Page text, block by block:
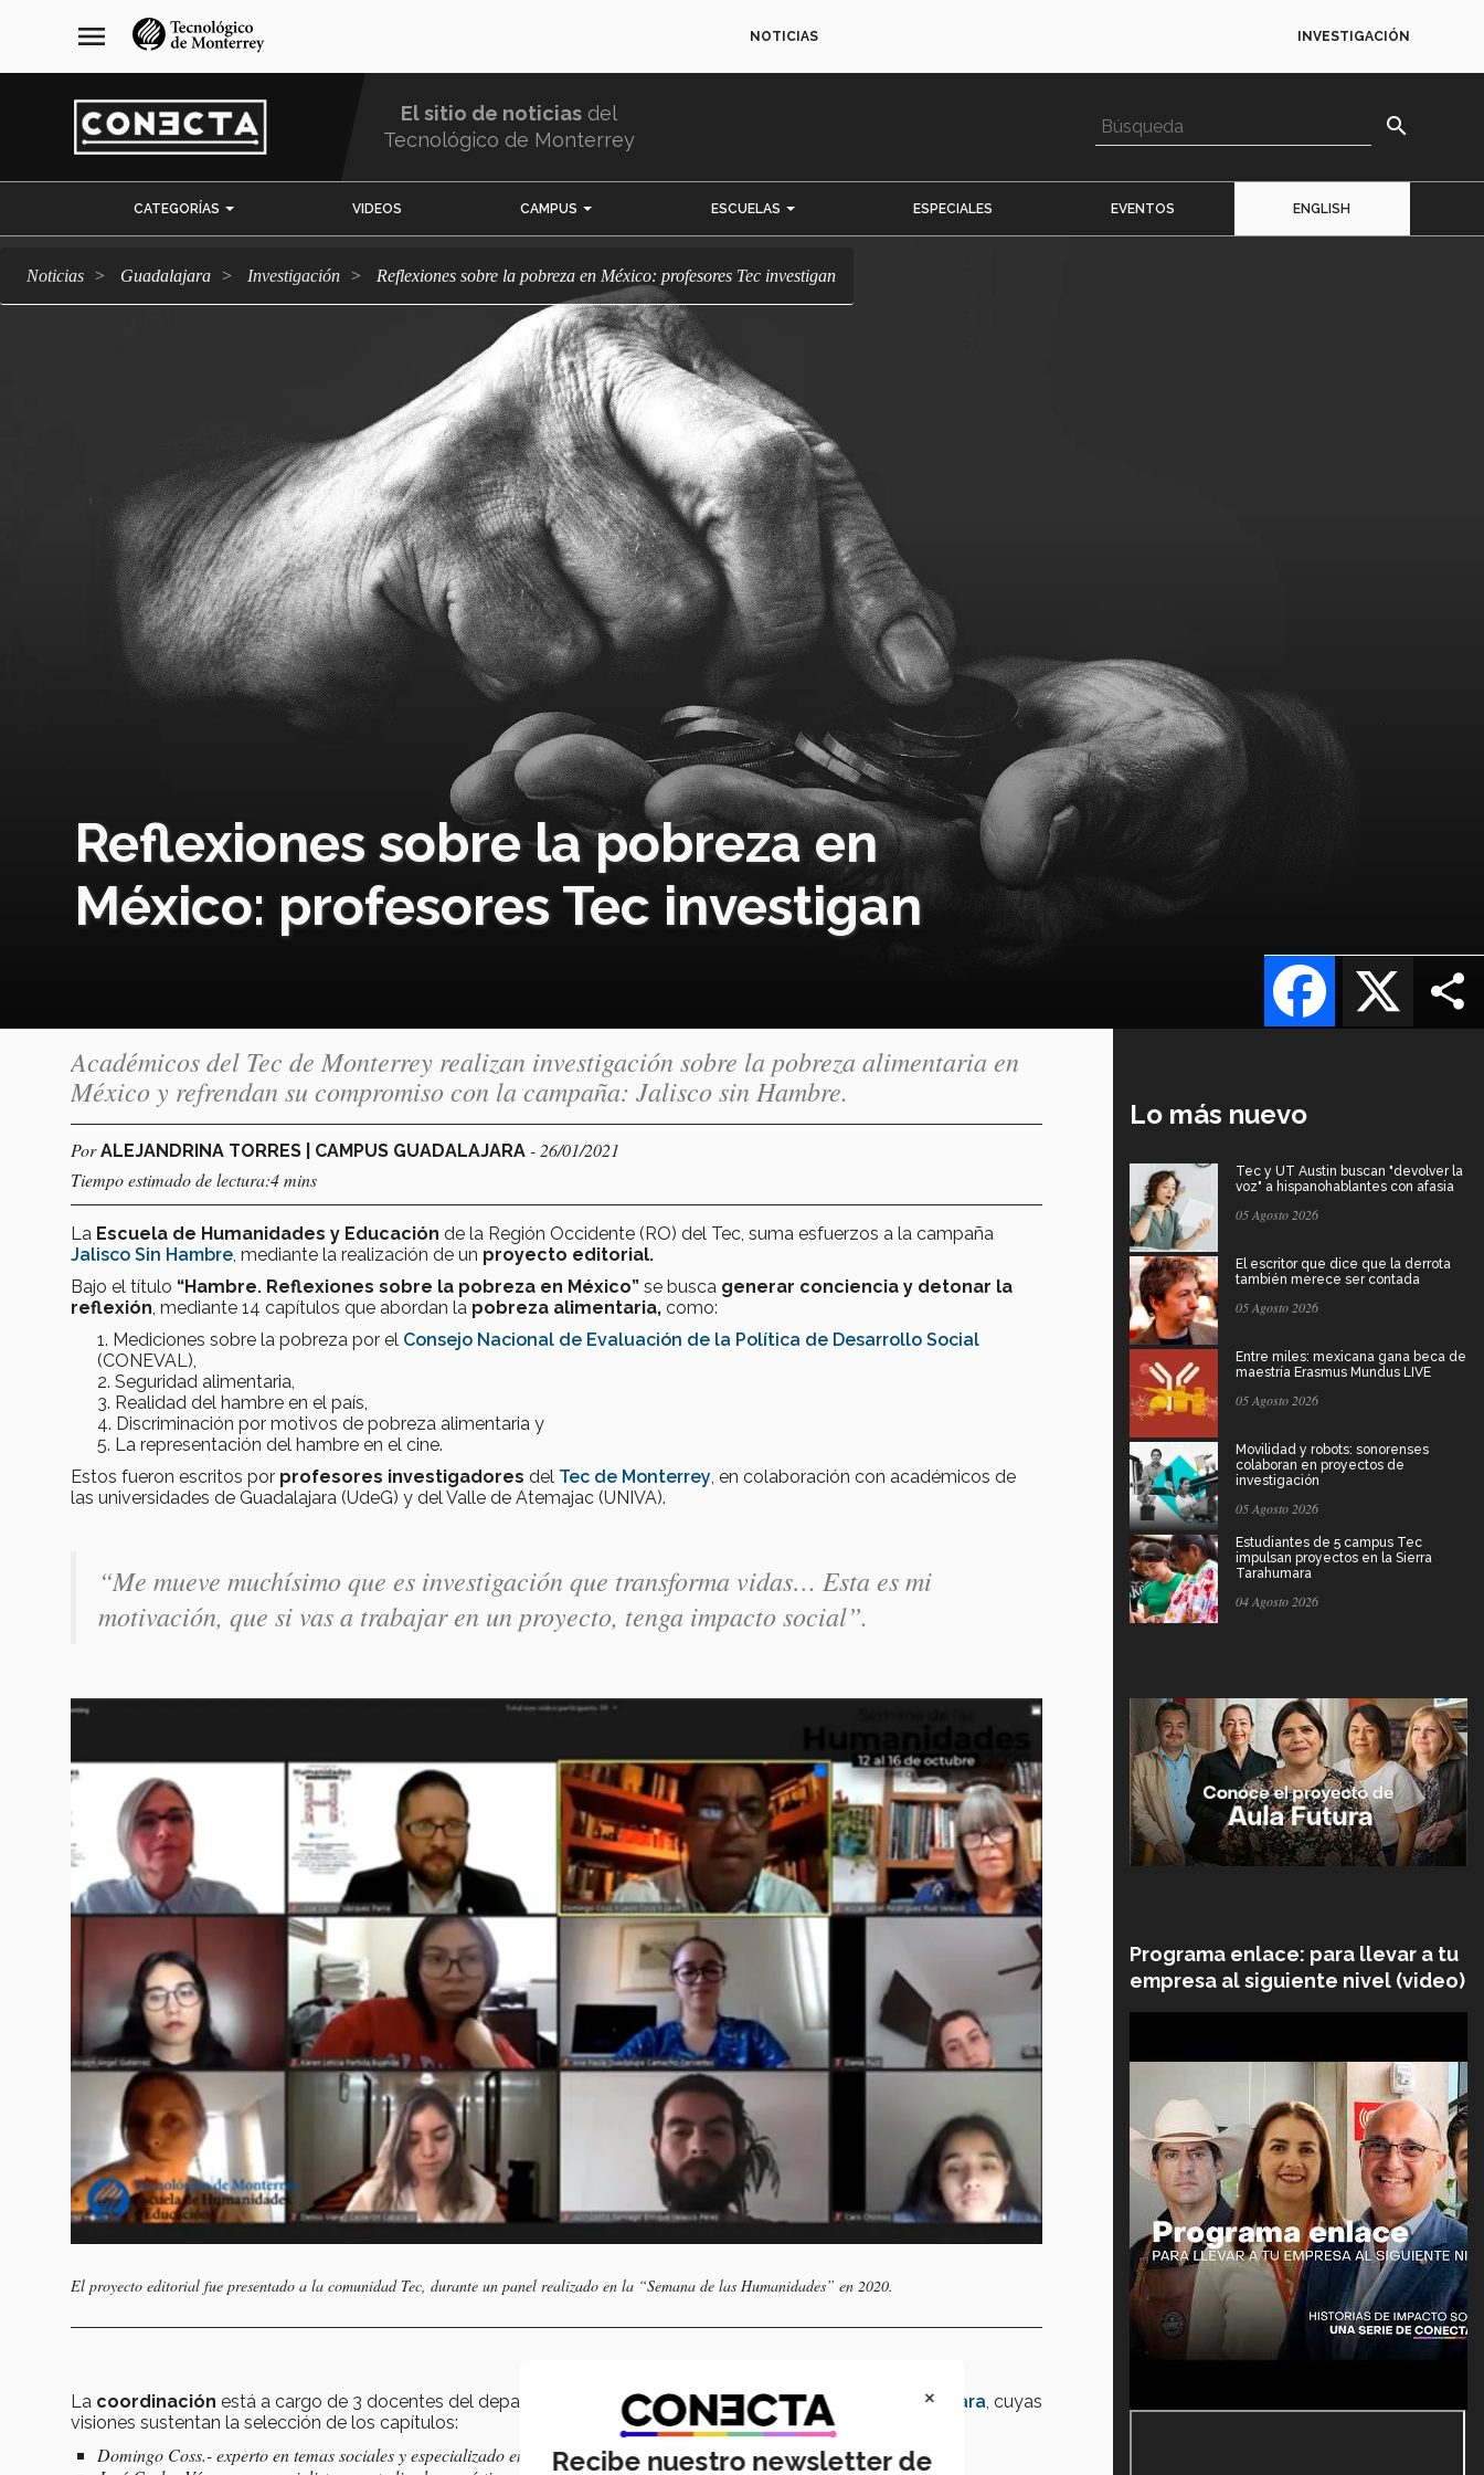
navegación
principal
menu NOTICIAS INVESTIGACIÓN
El sitio de noticias del
Tecnológico de Monterrey
search
CATEGORÍAS VIDEOS CAMPUS ESCUELAS ESPECIALES EVENTOS ENGLISH
Noticias Guadalajara Investigación Reflexiones sobre la pobreza en México: profesores Tec investigan
Reflexiones sobre la pobreza en
México: profesores Tec investigan
X
Facebook
Académicos del Tec de Monterrey realizan investigación sobre la pobreza alimentaria en
México y refrendan su compromiso con la campaña: Jalisco sin Hambre.
PorALEJANDRINA TORRES | CAMPUS GUADALAJARA - 26/01/2021
Tiempo estimado de lectura:4 mins
La Escuela de Humanidades y Educación de la Región Occidente (RO) del Tec, suma esfuerzos a la campaña
Jalisco Sin Hambre , mediante la realización de un proyecto editorial.
Bajo el título “Hambre. Reflexiones sobre la pobreza en México” se busca generar conciencia y detonar la
reflexión , mediante 14 capítulos que abordan la pobreza alimentaria, como:
Mediciones sobre la pobreza por el Consejo Nacional de Evaluación de la Política de Desarrollo Social
(CONEVAL),
Seguridad alimentaria,
Realidad del hambre en el país,
Discriminación por motivos de pobreza alimentaria y
La representación del hambre en el cine.
Estos fueron escritos por profesores investigadores del Tec de Monterrey , en colaboración con académicos de
las universidades de Guadalajara (UdeG) y del Valle de Atemajac (UNIVA).
“Me mueve muchísimo que es investigación que transforma vidas… Esta es mi
motivación, que si vas a trabajar en un proyecto, tenga impacto social”.
El proyecto editorial fue presentado a la comunidad Tec, durante un panel realizado en la “Semana de las Humanidades” en 2020.
La coordinación está a cargo de 3 docentes del departamento de estudios humanísticos del Tec Guadalajara, cuyas
visiones sustentan la selección de los capítulos:
Domingo Coss.- experto en temas sociales y especializado en historia,
Lo más nuevo
Tec y UT Austin buscan "devolver la
voz" a hispanohablantes con afasia
05 Agosto 2026
El escritor que dice que la derrota
también merece ser contada
05 Agosto 2026
Entre miles: mexicana gana beca de
maestría Erasmus Mundus LIVE
05 Agosto 2026
Movilidad y robots: sonorenses
colaboran en proyectos de
investigación
05 Agosto 2026
Estudiantes de 5 campus Tec
impulsan proyectos en la Sierra
Tarahumara
04 Agosto 2026
Programa enlace: para llevar a tu
empresa al siguiente nivel (video)
×
Recibe nuestro newsletter de